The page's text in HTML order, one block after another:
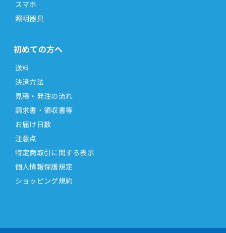
スマホ
照明器具
初めての方へ
送料
決済方法
見積・発注の流れ
請求書・領収書等
お届け日数
注意点
特定商取引に関する表示
個人情報保護規定
ショッピング規約